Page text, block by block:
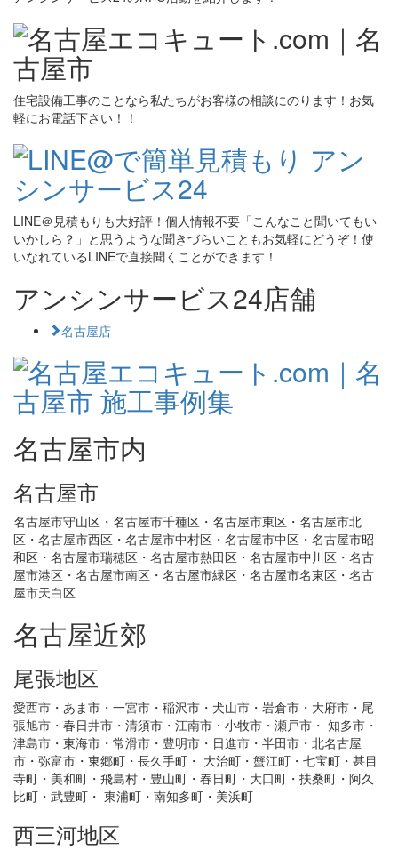
住宅設備工事のことなら私たちがお客様の相談にのります！お気
軽にお電話下さい！！
LINE＠見積もりも大好評！個人情報不要「こんなこと聞いてもい
いかしら？」と思うような聞きづらいこともお気軽にどうぞ！使
いなれているLINEで直接聞くことができます！
アンシンサービス24店舗
名古屋店
名古屋市内
名古屋市
名古屋市守山区・名古屋市千種区・名古屋市東区・名古屋市北
区・名古屋市西区・名古屋市中村区・名古屋市中区・名古屋市昭
和区・名古屋市瑞穂区・名古屋市熱田区・名古屋市中川区・名古
屋市港区・名古屋市南区・名古屋市緑区・名古屋市名東区・名古
屋市天白区
名古屋近郊
尾張地区
愛西市・あま市・一宮市・稲沢市・犬山市・岩倉市・大府市・尾
張旭市・春日井市・清須市・江南市・小牧市・瀬戸市・ 知多市・
津島市・東海市・常滑市・豊明市・日進市・半田市・北名古屋
市・弥富市・東郷町・長久手町・ 大治町・蟹江町・七宝町・甚目
寺町・美和町・飛島村・豊山町・春日町・大口町・扶桑町・阿久
比町・武豊町・ 東浦町・南知多町・美浜町
西三河地区